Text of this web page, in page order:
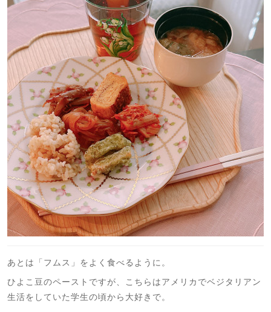
あとは「フムス」をよく食べるように。
ひよこ豆のペーストですが、こちらはアメリカでベジタリアン
生活をしていた学生の頃から大好きで。